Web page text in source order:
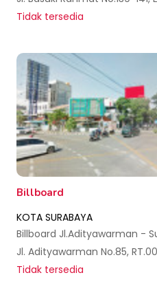
Tidak tersedia
Billboard
KOTA SURABAYA
Billboard Jl.Adityawarman -
Tidak tersedia